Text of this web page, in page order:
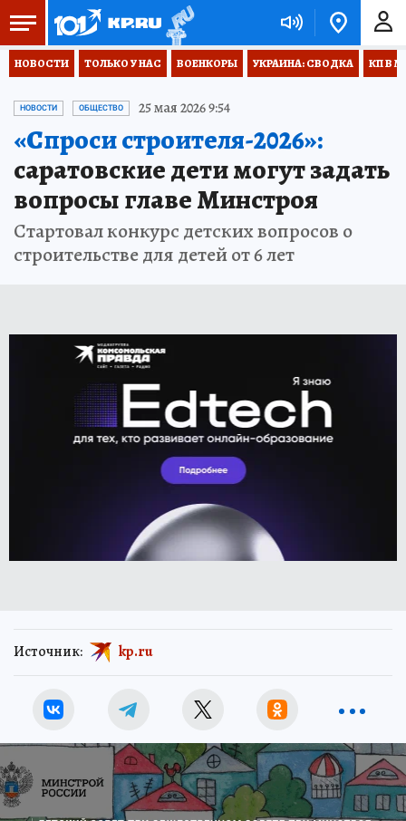
НОВОСТИ ТОЛЬКО У НАС ВОЕНКОРЫ УКРАИНА: СВОДКА КП В
НОВОСТИ ОБЩЕСТВО 25 мая 2026 9:54
«Спроси строителя-2026»:
саратовские дети могут задать
вопросы главе Минстроя
Стартовал конкурс детских вопросов о
строительстве для детей от 6 лет
Источник: kp.ru